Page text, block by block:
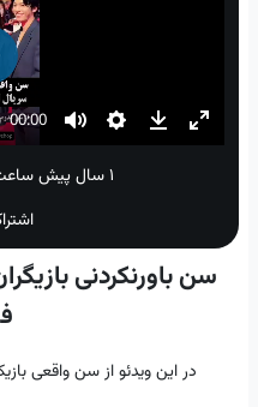
۱ سال پیش
سن باورنکردنی
در این ویدئو از سن واقعی